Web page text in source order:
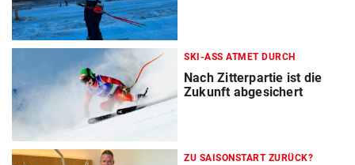
SKI-ASS ATMET DURCH
Nach Zitterpartie ist die
Zukunft abgesichert
ZU SAISONSTART ZURÜCK?